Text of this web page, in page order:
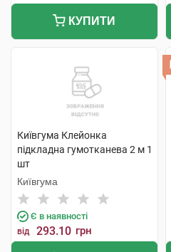
КУПИТИ
Київгума Клейонка
підкладна гумотканева 2 м 1
шт
Київгума
Є в наявності
від 293.10 грн